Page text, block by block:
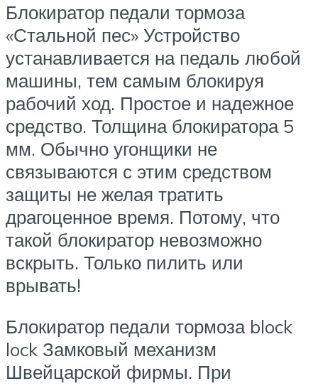
Блокиратор педали тормоза
«Стальной пес» Устройство
устанавливается на педаль любой
машины, тем самым блокируя
рабочий ход. Простое и надежное
средство. Толщина блокиратора 5
мм. Обычно угонщики не
связываются с этим средством
защиты не желая тратить
драгоценное время. Потому, что
такой блокиратор невозможно
вскрыть. Только пилить или
врывать!
Блокиратор педали тормоза block
lock Замковый механизм
Швейцарской фирмы. При